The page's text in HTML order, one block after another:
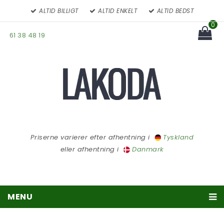
ALTID BILLIGT ALTID ENKELT ALTID BEDST
61 38 48 19
0
cart
Subtotal:
Priserne varierer efter afhentning i
Tyskland
eller afhentning i
Danmark
MENU